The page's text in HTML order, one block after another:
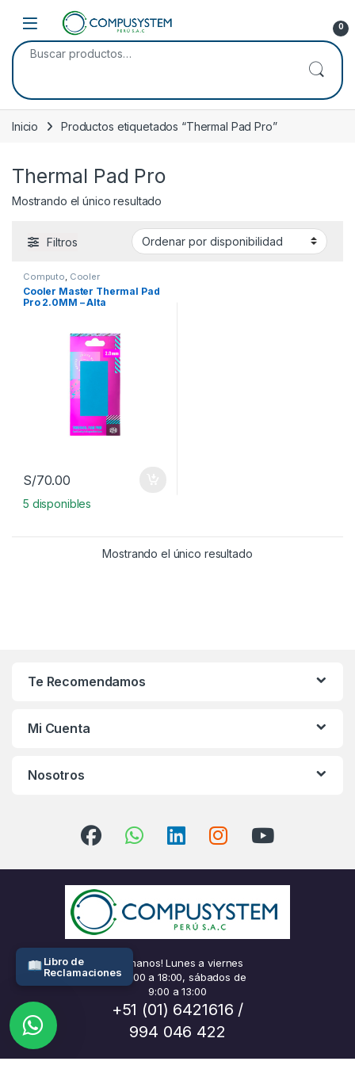
Skip to navigation
Skip to content
Open 0
Buscar por:
Inicio Productos etiquetados “Thermal Pad Pro”
Thermal Pad Pro
Mostrando el único resultado
Filtros
Computo Cooler
Cooler Master Thermal Pad
Pro 2.0MM – Alta
S/70.00
5 disponibles
Mostrando el único resultado
Te Recomendamos
Mi Cuenta
Nosotros
¡Llámanos! Lunes a viernes
de 9:00 a 18:00, sábados de
9:00 a 13:00
+51 (01) 6421616 /
994 046 422
Libro de
Reclamaciones